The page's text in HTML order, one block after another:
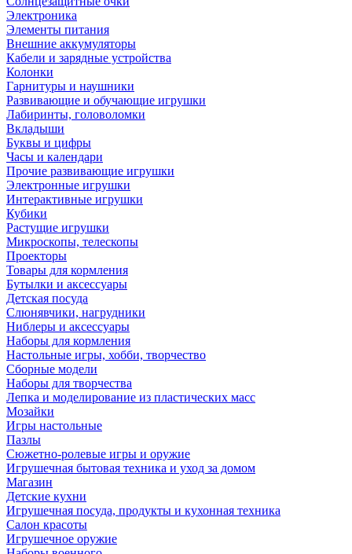
Электроника
Элементы питания
Внешние аккумуляторы
Кабели и зарядные устройства
Колонки
Гарнитуры и наушники
Развивающие и обучающие игрушки
Лабиринты, головоломки
Вкладыши
Буквы и цифры
Часы и календари
Прочие развивающие игрушки
Электронные игрушки
Интерактивные игрушки
Кубики
Растущие игрушки
Микроскопы, телескопы
Проекторы
Товары для кормления
Бутылки и аксессуары
Детская посуда
Слюнявчики, нагрудники
Ниблеры и аксессуары
Наборы для кормления
Настольные игры, хобби, творчество
Сборные модели
Наборы для творчества
Лепка и моделирование из пластических масс
Мозайки
Игры настольные
Пазлы
Сюжетно-ролевые игры и оружие
Игрушечная бытовая техника и уход за домом
Магазин
Детские кухни
Игрушечная посуда, продукты и кухонная техника
Салон красоты
Игрушечное оружие